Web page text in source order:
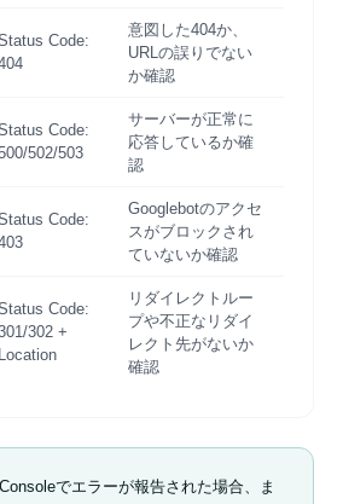
Code:
意図した404か、
URLの誤りでない
か確認
Code:
502/503
サーバーが正常に
応答しているか確
認
Code:
Googlebotのアクセ
スがブロックされ
ていないか確認
Code:
302 +
Location
リダイレクトルー
プや不正なリダイ
レクト先がないか
確認
でエラーが報告された場合、ま